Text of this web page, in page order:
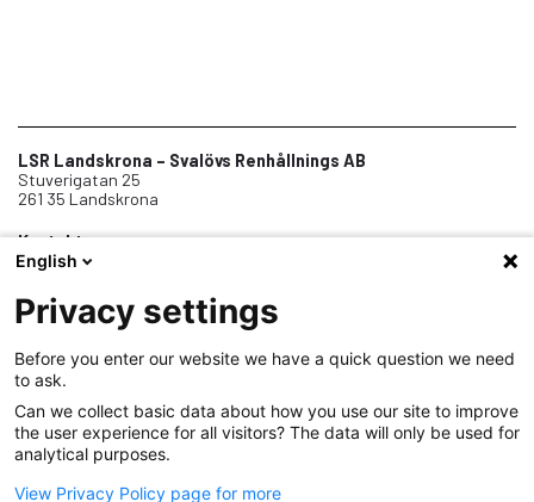
LSR Landskrona – Svalövs Renhållnings AB
Stuverigatan 25
261 35 Landskrona
Kontakt
0418-45 01 00
Telefontid vardagar 8-12
Om oss
Samarbeten
Dokument
English
Privacy settings
Before you enter our website we have a quick question we need
to ask.
Can we collect basic data about how you use our site to improve
the user experience for all visitors? The data will only be used for
analytical purposes.
View Privacy Policy page for more